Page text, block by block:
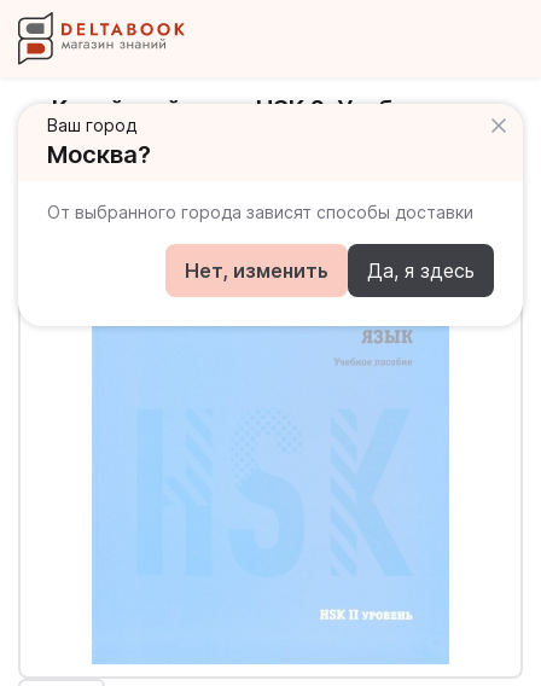
Ваш город
Москва?
От выбранного города зависят способы доставки
Нет, изменить Да, я здесь
Китайский язык. HSK 2. Учебное
пособие